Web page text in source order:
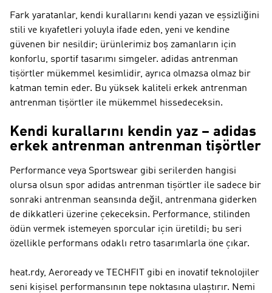
Fark yaratanlar, kendi kurallarını kendi yazan ve eşsizliğini
stili ve kıyafetleri yoluyla ifade eden, yeni ve kendine
güvenen bir nesildir; ürünlerimiz boş zamanların için
konforlu, sportif tasarımı simgeler. adidas antrenman
tişörtler mükemmel kesimlidir, ayrıca olmazsa olmaz bir
katman temin eder. Bu yüksek kaliteli erkek antrenman
antrenman tişörtler ile mükemmel hissedeceksin.
Kendi kurallarını kendin yaz – adidas
erkek antrenman antrenman tişörtler
Performance veya Sportswear gibi serilerden hangisi
olursa olsun spor adidas antrenman tişörtler ile sadece bir
sonraki antrenman seansında değil, antrenmana giderken
de dikkatleri üzerine çekeceksin. Performance, stilinden
ödün vermek istemeyen sporcular için üretildi; bu seri
özellikle performans odaklı retro tasarımlarla öne çıkar.
heat.rdy, Aeroready ve TECHFIT gibi en inovatif teknolojiler
seni kişisel performansının tepe noktasına ulaştırır. Nemi